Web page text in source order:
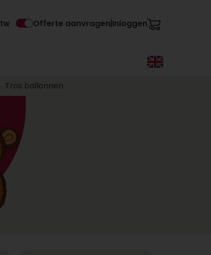
Offerte aanvragen Inloggen
Tros ballonnen